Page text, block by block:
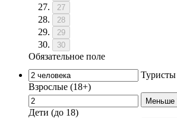
27
28
29
30
Обязательное поле
Туристы
Взрослые (18+)
Меньше
Дети (до 18)